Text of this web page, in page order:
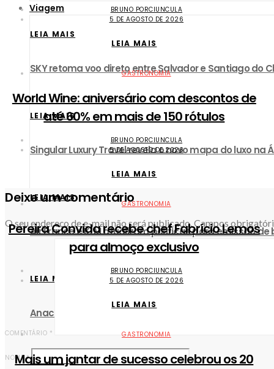
Viagem
LEIA MAIS
SKY retoma voo direto entre Salvador e Santiago do
LEIA MAIS
Singular Luxury Travel revela o novo mapa do luxo na
LEIA MAIS
Air France e KLM atualizam políticas para emissão
LEIA MAIS
Anac suspende venda de passagens da Flybondi
LEIA MAIS
BRUNO PORCIUNCULA
5 DE AGOSTO DE 2026
LEIA MAIS
GASTRONOMIA
World Wine: aniversário com descontos de
até 60% em mais de 150 rótulos
BRUNO PORCIUNCULA
5 DE AGOSTO DE 2026
LEIA MAIS
GASTRONOMIA
Pereira Convida recebe chef Fabrício Lemos
para almoço exclusivo
BRUNO PORCIUNCULA
5 DE AGOSTO DE 2026
LEIA MAIS
GASTRONOMIA
Mais um jantar de sucesso celebrou os 20
Deixe um comentário
O seu endereço de e-mail não será publicado.Campos
COMENTÁRIO *
NOME*